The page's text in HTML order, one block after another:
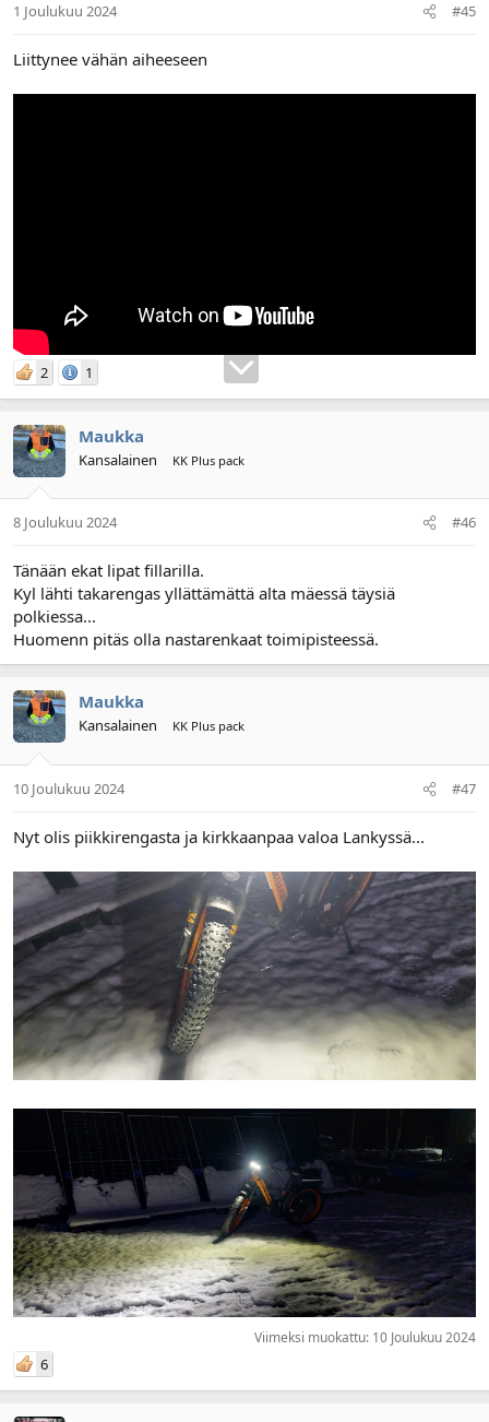
1 Joulukuu 2024 #45
Liittynee vähän aiheeseen
2 1
Maukka
Kansalainen KK Plus pack
8 Joulukuu 2024 #46
Tänään ekat lipat fillarilla.
Kyl lähti takarengas yllättämättä alta mäessä täysiä
polkiessa...
Huomenn pitäs olla nastarenkaat toimipisteessä.
Maukka
Kansalainen KK Plus pack
10 Joulukuu 2024 #47
Nyt olis piikkirengasta ja kirkkaanpaa valoa Lankyssä...
Viimeksi muokattu: 10 Joulukuu 2024
6